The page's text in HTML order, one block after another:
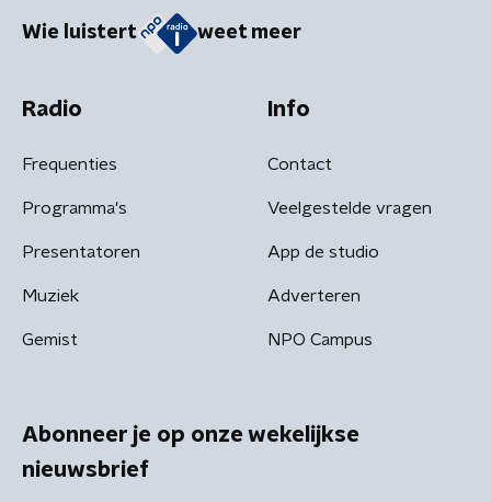
Wie luistert weet meer
Radio
Frequenties
Programma's
Presentatoren
Muziek
Gemist
Info
Contact
Veelgestelde vragen
App de studio
Adverteren
NPO Campus
Abonneer je op onze wekelijkse
nieuwsbrief